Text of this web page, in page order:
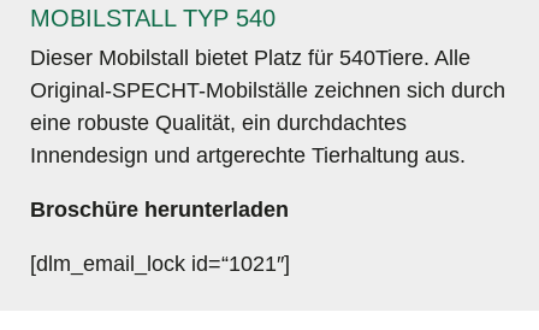
MOBILSTALL TYP 540
Dieser Mobilstall bietet Platz für 540Tiere. Alle
Original-SPECHT-Mobilställe zeichnen sich durch
eine robuste Qualität, ein durchdachtes
Innendesign und artgerechte Tierhaltung aus.
Broschüre herunterladen
[dlm_email_lock id=“1021″]